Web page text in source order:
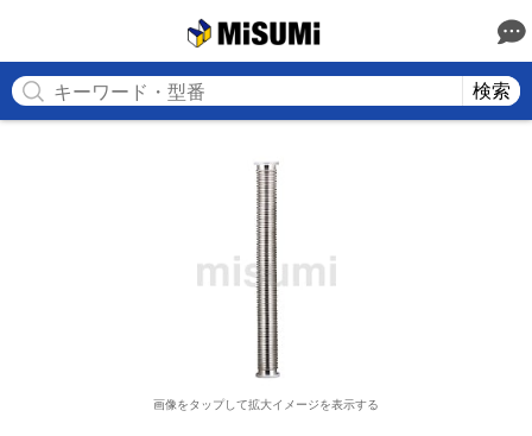
検索
画像をタップして拡大イメージを表示する